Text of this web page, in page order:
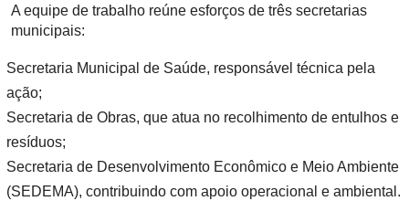
A equipe de trabalho reúne esforços de três secretarias
municipais:
Secretaria Municipal de Saúde, responsável técnica pela
ação;
Secretaria de Obras, que atua no recolhimento de entulhos e
resíduos;
Secretaria de Desenvolvimento Econômico e Meio Ambiente
(SEDEMA), contribuindo com apoio operacional e ambiental.